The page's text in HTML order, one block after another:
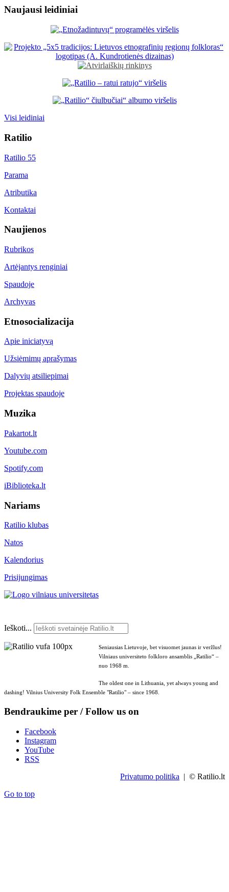
Naujausi leidiniai
Visi leidiniai
Ratilio
Ratilio 55
Parama
Atributika
Kontaktai
Naujienos
Rubrikos
Artėjantys renginiai
Spaudoje
Archyvas
Etnosocializacija
Apie iniciatyvą
Užsiėmimų aprašymas
Dalyvių atsiliepimai
Projektas spaudoje
Muzika
Pakartot.lt
Youtube.com
Spotify.com
iBiblioteka.lt
Nariams
Ratilio klubas
Natos
Kalendorius
Prisijungimas
Ieškoti...
Seniausias Lietuvoje, bet visuomet jaunas ir veržlus!
Vilniaus universiteto folkloro ansamblis „Ratilio“ –
nuo 1968 m.
The oldest one in Lithuania, yet always young and
dashing! Vilnius University Folk Ensemble "Ratilio" – since 1968.
Bendraukime per / Follow us on
Facebook
Instagram
YouTube
RSS
Privatumo politika | © Ratilio.lt
Go to top